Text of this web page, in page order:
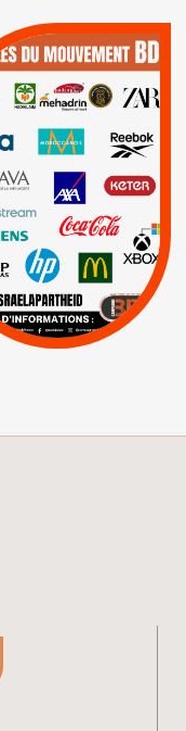
BOYCOTTER ?
/
BNP | CAF |
Carrefour | HP |
Keter |
et brochures |
Mehadrin | PUMA
Sodastream |
Visuels, tracts,
affiches,...